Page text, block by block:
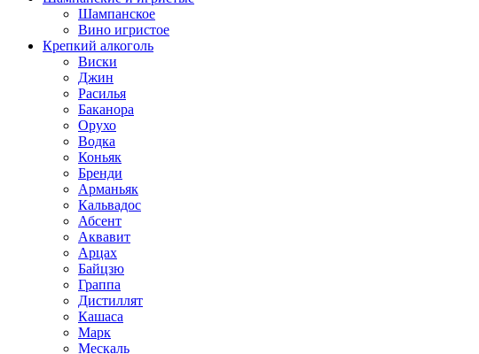
Шампанское
Вино игристое
Крепкий алкоголь
Виски
Джин
Расилья
Баканора
Орухо
Водка
Коньяк
Бренди
Арманьяк
Кальвадос
Абсент
Аквавит
Арцах
Байцзю
Граппа
Дистиллят
Кашаса
Марк
Мескаль